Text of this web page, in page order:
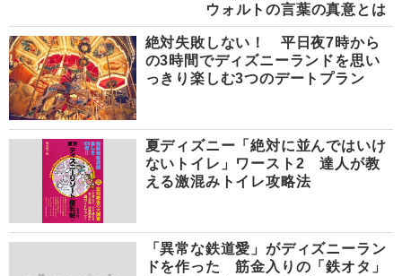
ウォルトの言葉の真意とは
絶対失敗しない！ 平日夜7時から
の3時間でディズニーランドを思い
っきり楽しむ3つのデートプラン
夏ディズニー「絶対に並んではいけ
ないトイレ」ワースト2 達人が教
える激混みトイレ攻略法
「異常な鉄道愛」がディズニーラン
ドを作った 筋金入りの「鉄オタ」